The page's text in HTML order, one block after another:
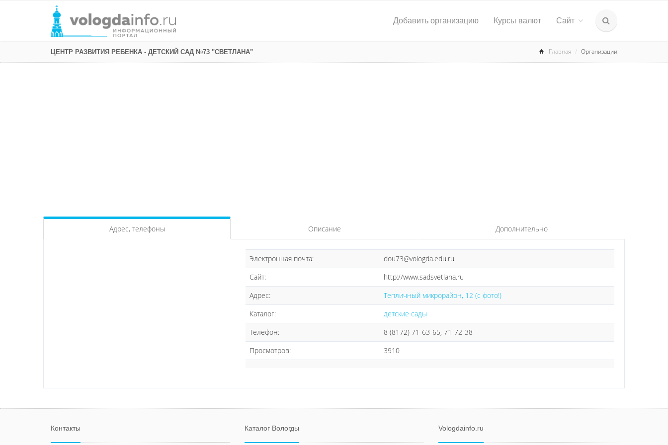
Добавить организацию Курсы валют Сайт
ЦЕНТР РАЗВИТИЯ РЕБЕНКА - ДЕТСКИЙ САД №73 "СВЕТЛАНА" Главная Организации
Адрес, телефоны Описание Дополнительно
Электронная почта:
dou73@vologda.edu.ru
Сайт:
http://www.sadsvetlana.ru
Адрес:
Тепличный микрорайон, 12 (с фото!)
Каталог:
детские сады
Телефон:
8 (8172) 71-63-65, 71-72-38
Просмотров:
3910
Контакты Каталог Вологды Vologdainfo.ru